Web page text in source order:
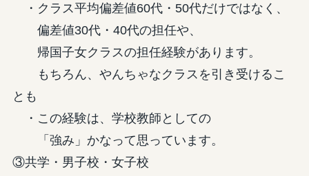
・クラス平均偏差値60代・50代だけではなく、
偏差値30代・40代の担任や、
帰国子女クラスの担任経験があります。
もちろん、やんちゃなクラスを引き受けるこ
とも
・この経験は、学校教師としての
「強み」かなって思っています。
③共学・男子校・女子校